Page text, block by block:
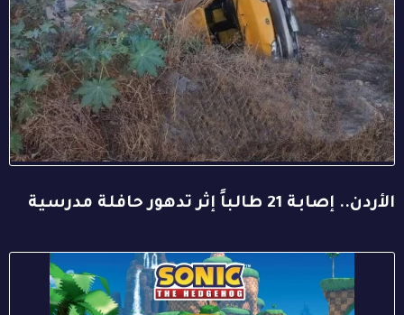
الأردن.. إصابة 21 طالباً إثر تدهور حافلة مدرسية